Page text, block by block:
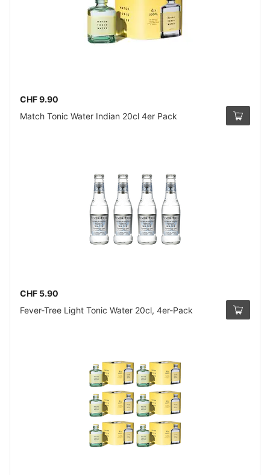
CHF 9.90
Match Tonic Water Indian 20cl 4er Pack
CHF 5.90
Fever-Tree Light Tonic Water 20cl, 4er-Pack